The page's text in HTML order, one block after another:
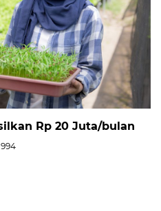
Rp 20 Juta/bulan
994